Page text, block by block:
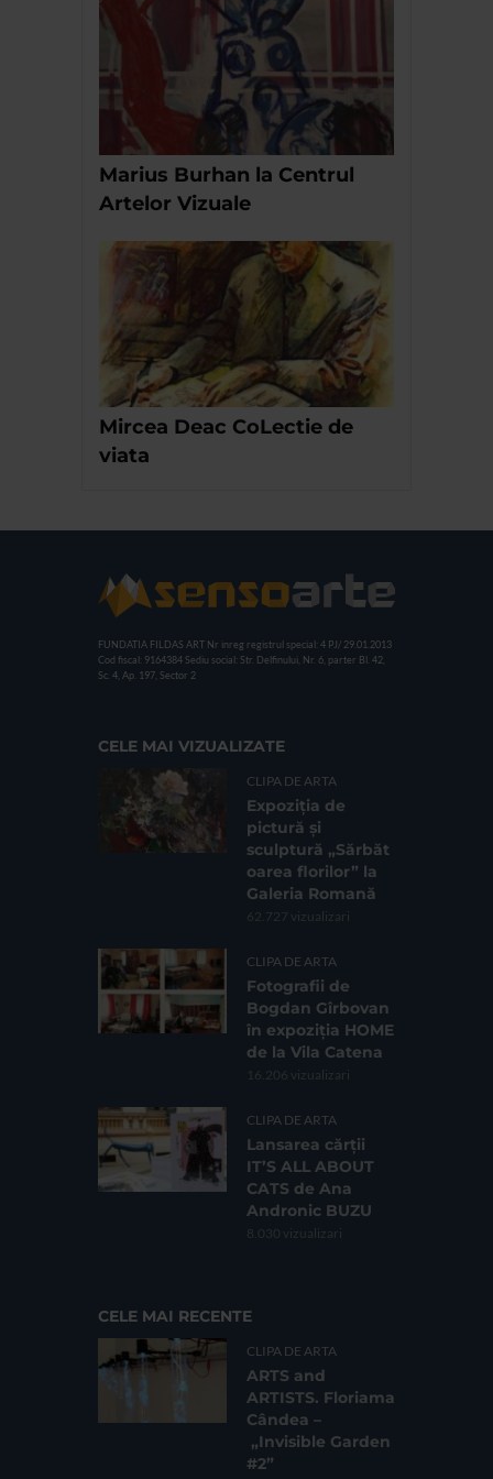
Marius Burhan la Centrul
Artelor Vizuale
Mircea Deac CoLectie de
viata
FUNDATIA FILDAS ART Nr inreg registrul special: 4 PJ/ 29.01.2013
Cod fiscal: 9164384 Sediu social: Str. Delfinului, Nr. 6, parter Bl. 42,
Sc. 4, Ap. 197, Sector 2
CELE MAI VIZUALIZATE
CLIPA DE ARTA
Expoziția de
pictură și
sculptură „Sărbăt
oarea florilor” la
Galeria Romană
62.727 vizualizari
CLIPA DE ARTA
Fotografii de
Bogdan Gîrbovan
în expoziția HOME
de la Vila Catena
16.206 vizualizari
CLIPA DE ARTA
Lansarea cărții
IT’S ALL ABOUT
CATS de Ana
Andronic BUZU
8.030 vizualizari
CELE MAI RECENTE
CLIPA DE ARTA
ARTS and
ARTISTS. Floriama
Cândea –
„Invisible Garden
#2”